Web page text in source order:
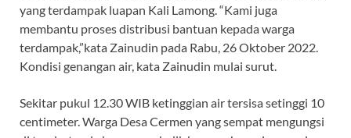
yang terdampak luapan Kali Lamong. “Kami juga
membantu proses distribusi bantuan kepada warga
terdampak,”kata Zainudin pada Rabu, 26 Oktober 2022.
Kondisi genangan air, kata Zainudin mulai surut.
Sekitar pukul 12.30 WIB ketinggian air tersisa setinggi 10
centimeter. Warga Desa Cermen yang sempat mengungsi